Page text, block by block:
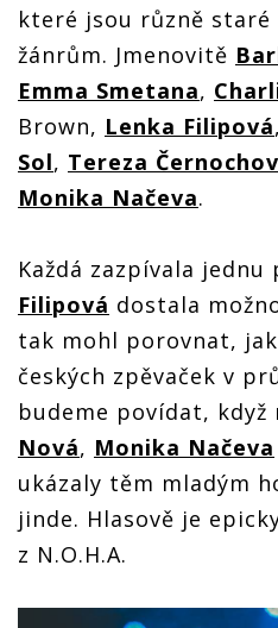
které jsou různě staré
žánrům. Jmenovitě
Emma Smetana,
Brown, Lenka Filipová,
Sol, Tereza
Monika Načeva.
Každá zazpívala jednu
Filipová dostala
tak mohl porovnat,
českých zpěvaček v
budeme povídat, když
Nová, Monika Načeva
ukázaly těm mladým
jinde. Hlasově je
z N.O.H.A.